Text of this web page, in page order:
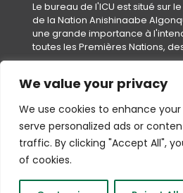
We value your privacy
We use cookies to enhance
serve personalized ads or
traffic. By clicking "Accept All",
of cookies.
(CNP)(
o
p
e
n
i
n
a
n
e
a
Secrétariats
Le fonds en fidéicommis
en urbanisme et
Le bureau de l'ICU est situé sur
de la Nation Anishinaabe
une grande importance à
toutes les Premières Nations,
Conditions d’utilisation| Politique de
Droits d'auteur © 2026,Canadian
All Rights Reserved.
Protégé par le service reCAPTCHA,
sesPolitique de confidentialité
nouvel
(opens
new
et ses